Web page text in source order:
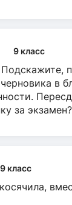
9 класс
в
за
9 класс